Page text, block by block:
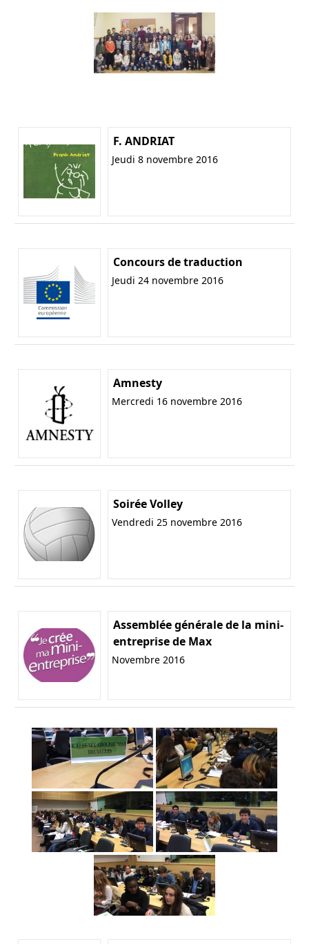
F. ANDRIAT
Jeudi 8 novembre 2016
Concours de traduction
Jeudi 24 novembre 2016
Amnesty
Mercredi 16 novembre 2016
Soirée Volley
Vendredi 25 novembre 2016
Assemblée générale de la mini-
entreprise de Max
Novembre 2016